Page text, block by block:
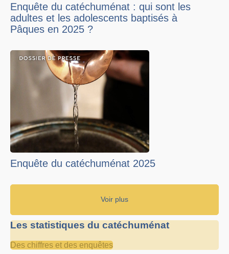
Enquête du catéchuménat : qui sont les
adultes et les adolescents baptisés à
Pâques en 2025 ?
Enquête du catéchuménat 2025
Voir plus
Les statistiques du catéchuménat
Des chiffres et des enquêtes